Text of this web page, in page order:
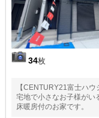
34枚
【CENTURY21富士ハ
宅地で小さなお子様がい
床暖房付のお家です。